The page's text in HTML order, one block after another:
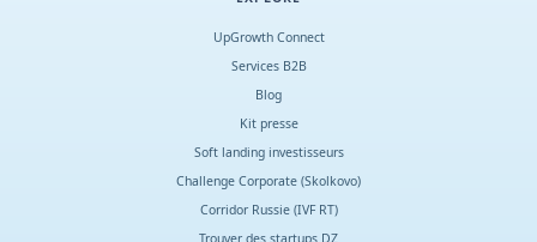
UpGrowth Connect
Services B2B
Blog
Kit presse
Soft landing investisseurs
Challenge Corporate (Skolkovo)
Corridor Russie (IVF RT)
Trouver des startups DZ